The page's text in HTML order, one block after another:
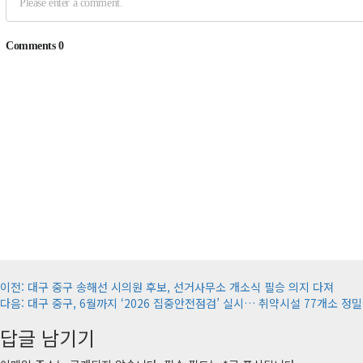
게
시
물
이전: 대구 중구 송해선 시의원 후보, 선거사무소 개소식 필승 의지 다져
다음: 대구 중구, 6월까지 ‘2026 집중안전점검’ 실시… 취약시설 77개소 정
답글 남기기